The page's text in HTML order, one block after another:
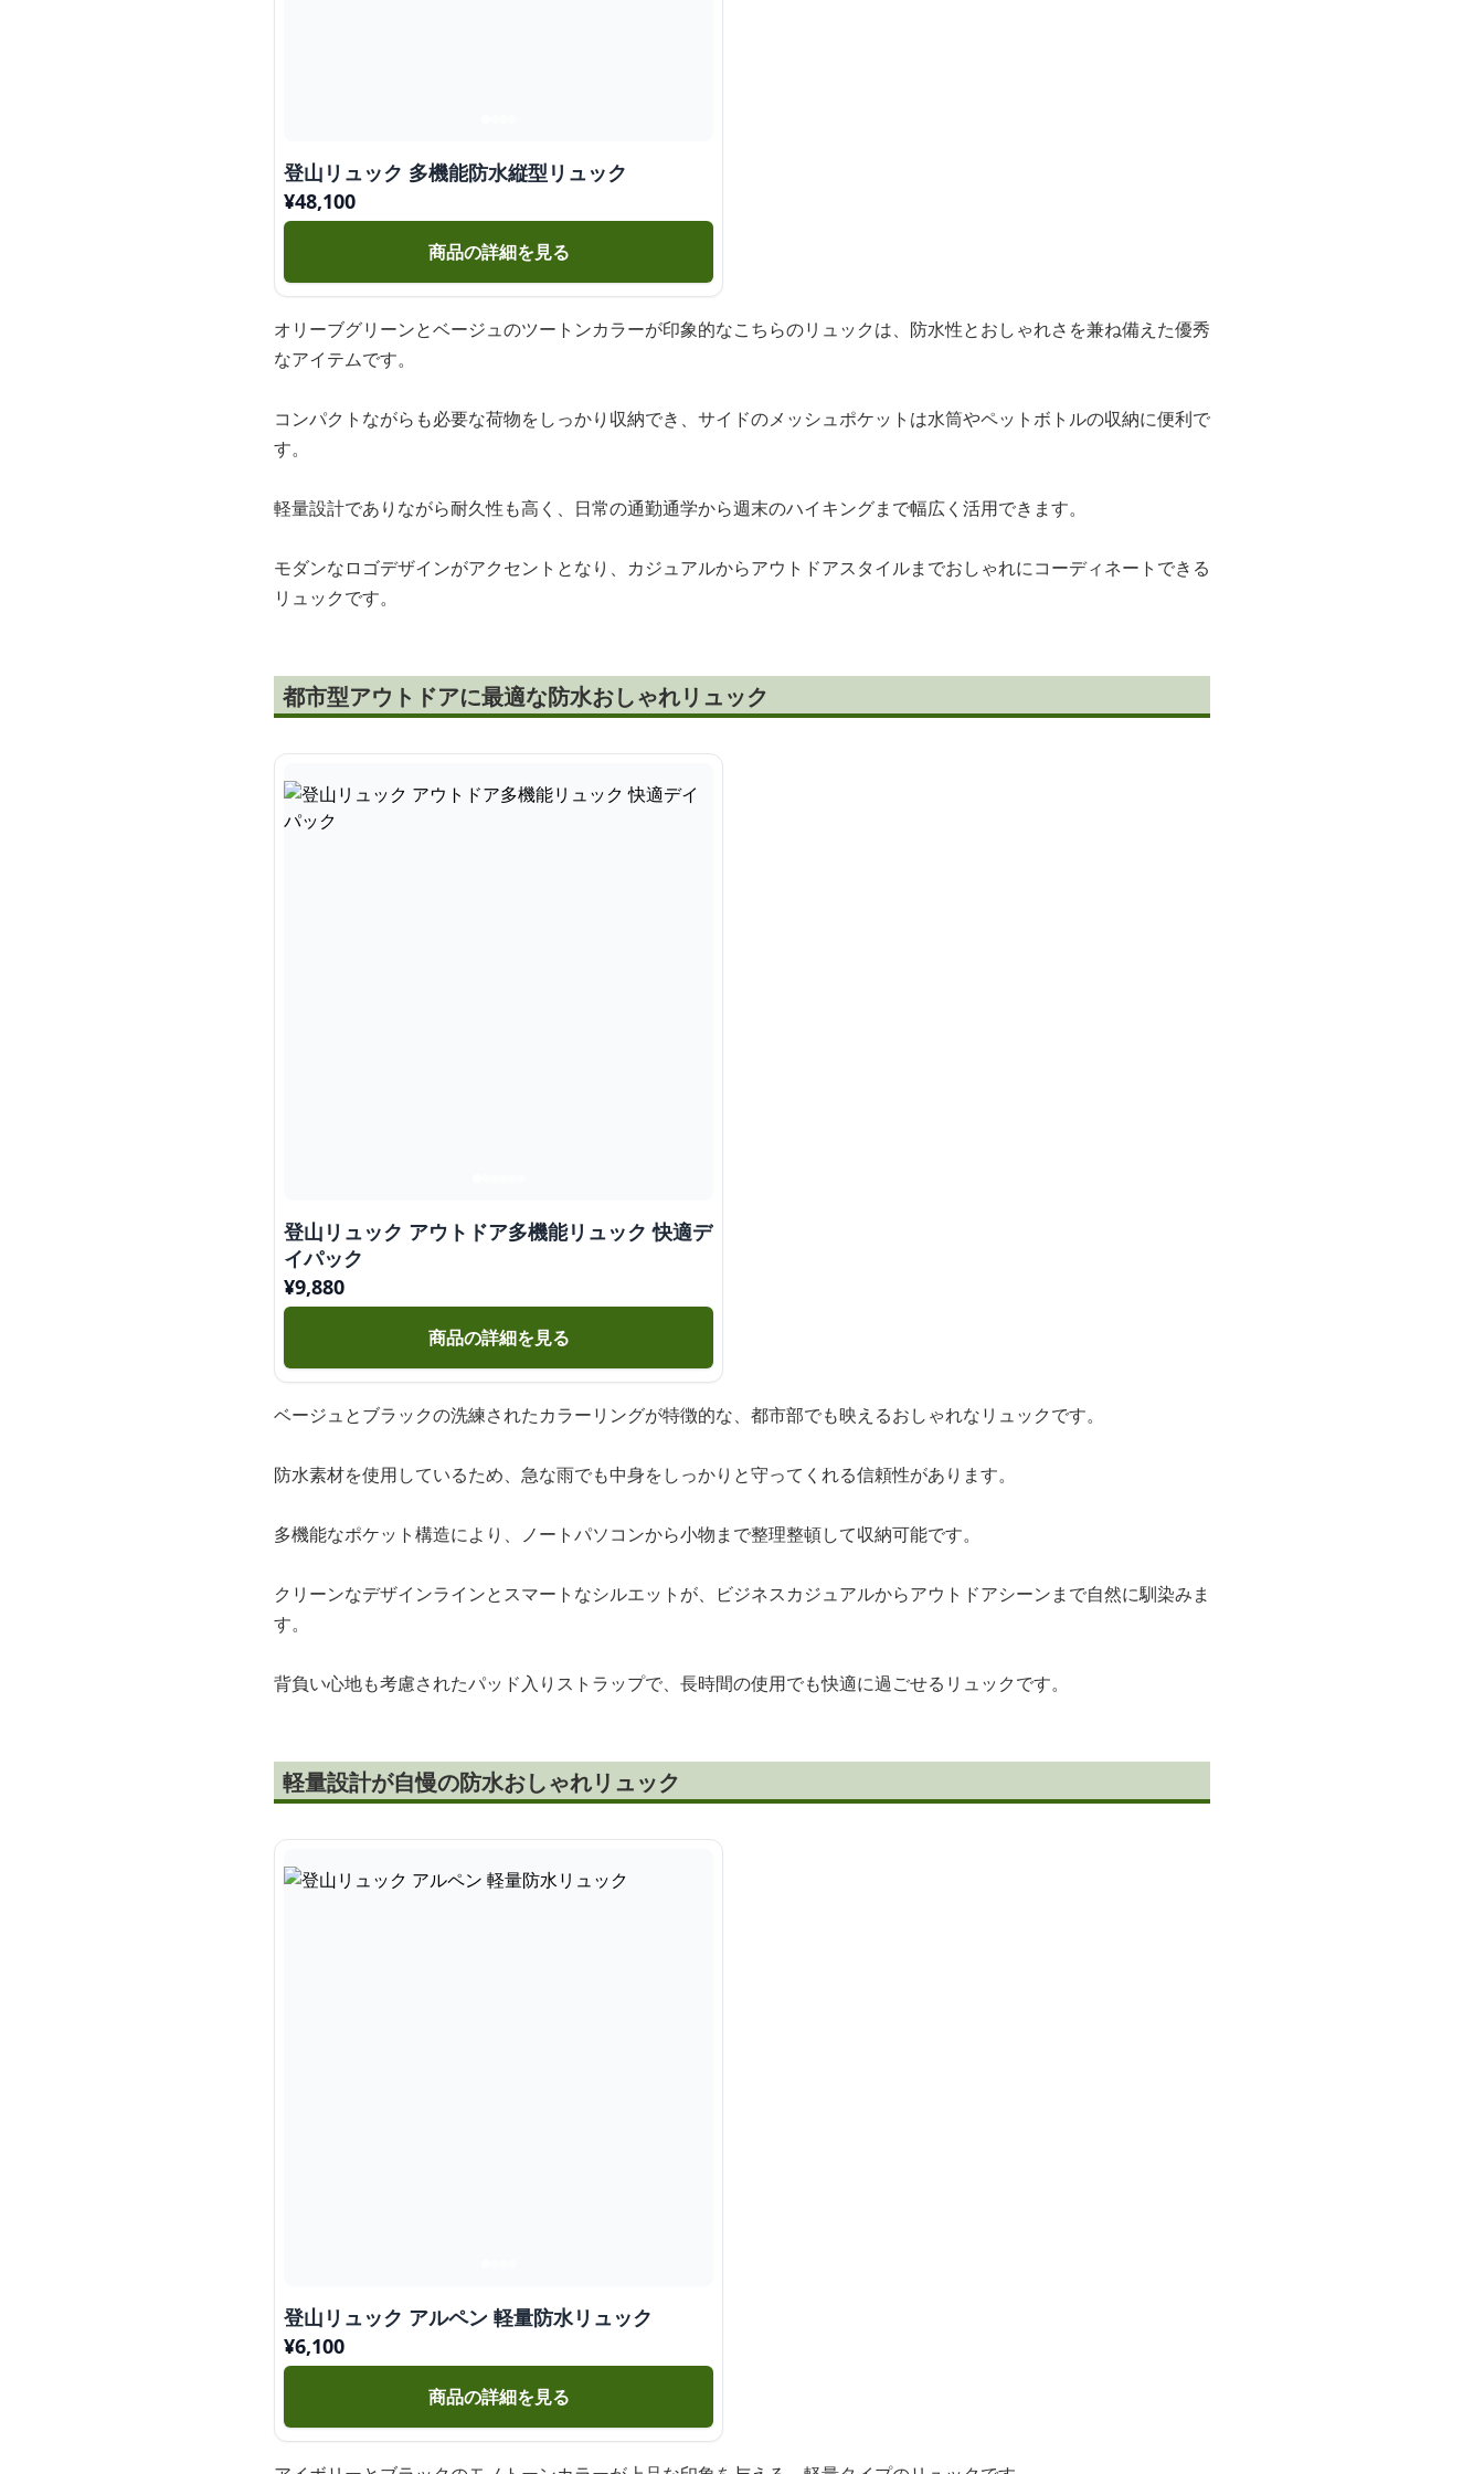
登山リュック 多機能防水縦型リュック
¥48,100
商品の詳細を見る
オリーブグリーンとベージュのツートンカラーが印象的なこちらのリュックは、防水性とおしゃれさを兼ね備えた優秀
なアイテムです。
コンパクトながらも必要な荷物をしっかり収納でき、サイドのメッシュポケットは水筒やペットボトルの収納に便利で
す。
軽量設計でありながら耐久性も高く、日常の通勤通学から週末のハイキングまで幅広く活用できます。
モダンなロゴデザインがアクセントとなり、カジュアルからアウトドアスタイルまでおしゃれにコーディネートできる
リュックです。
都市型アウトドアに最適な防水おしゃれリュック
登山リュック アウトドア多機能リュック 快適デ
イパック
¥9,880
商品の詳細を見る
ベージュとブラックの洗練されたカラーリングが特徴的な、都市部でも映えるおしゃれなリュックです。
防水素材を使用しているため、急な雨でも中身をしっかりと守ってくれる信頼性があります。
多機能なポケット構造により、ノートパソコンから小物まで整理整頓して収納可能です。
クリーンなデザインラインとスマートなシルエットが、ビジネスカジュアルからアウトドアシーンまで自然に馴染みま
す。
背負い心地も考慮されたパッド入りストラップで、長時間の使用でも快適に過ごせるリュックです。
軽量設計が自慢の防水おしゃれリュック
登山リュック アルペン 軽量防水リュック
¥6,100
商品の詳細を見る